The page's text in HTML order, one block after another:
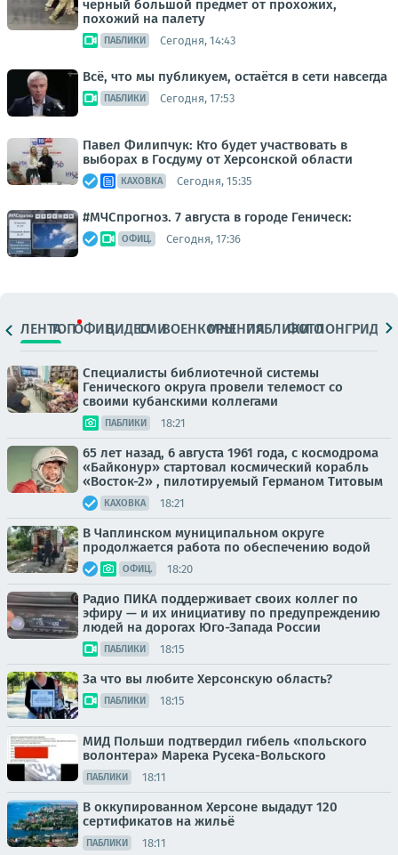
черный большой предмет от прохожих,
похожий на палету
ПАБЛИКИ Сегодня, 14:43
Всё, что мы публикуем, остаётся в сети навсегда
ПАБЛИКИ Сегодня, 17:53
Павел Филипчук: Кто будет участвовать в
выборах в Госдуму от Херсонской области
КАХОВКА Сегодня, 15:35
#МЧСпрогноз. 7 августа в городе Геническ:
ОФИЦ. Сегодня, 17:36
ЛЕНТАТОПОФИЦ.ВИДЕОСМИВОЕНКОРЫМНЕНИЯПАБЛИКИ
ФОТОЛОНГРИДЫ
Специалисты библиотечной системы
Генического округа провели телемост со
своими кубанскими коллегами
ПАБЛИКИ 18:21
65 лет назад, 6 августа 1961 года, с космодрома
«Байконур» стартовал космический корабль
«Восток-2» , пилотируемый Германом Титовым
КАХОВКА 18:21
В Чаплинском муниципальном округе
продолжается работа по обеспечению водой
ОФИЦ. 18:20
Радио ПИКА поддерживает своих коллег по
эфиру — и их инициативу по предупреждению
людей на дорогах Юго-Запада России
ПАБЛИКИ 18:15
За что вы любите Херсонскую область?
ПАБЛИКИ 18:15
МИД Польши подтвердил гибель «польского
волонтера» Марека Русека-Вольского
ПАБЛИКИ 18:11
В оккупированном Херсоне выдадут 120
сертификатов на жильё
ПАБЛИКИ 18:11